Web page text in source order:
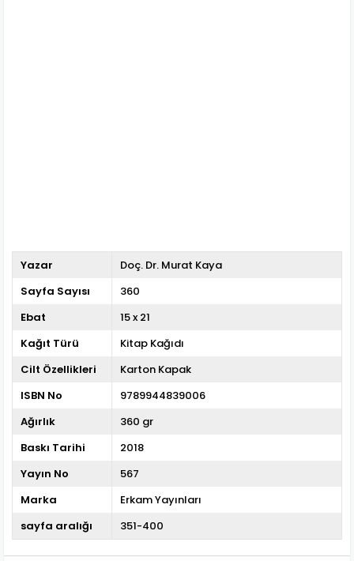
Yazar
Doç. Dr. Murat Kaya
Sayfa Sayısı
360
Ebat
15 x 21
Kağıt Türü
Kitap Kağıdı
Cilt Özellikleri
Karton Kapak
ISBN No
9789944839006
Ağırlık
360 gr
Baskı Tarihi
2018
Yayın No
567
Marka
Erkam Yayınları
sayfa aralığı
351-400